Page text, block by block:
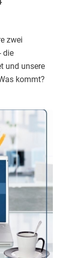
zwei
die
und unsere
kommt?